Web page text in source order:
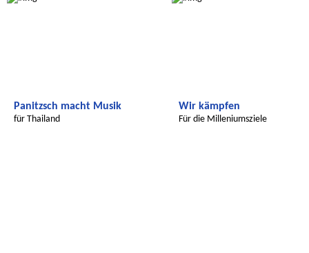
Panitzsch macht Musik
für Thailand
Wir kämpfen
Für die Milleniumsziele